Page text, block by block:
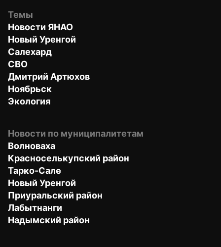
Темы
Новости ЯНАО
Новый Уренгой
Салехард
СВО
Дмитрий Артюхов
Ноябрьск
Экология
Новости по муниципалитетам
Волноваха
Красноселькупский район
Тарко-Сале
Новый Уренгой
Приуральский район
Лабытнанги
Надымский район